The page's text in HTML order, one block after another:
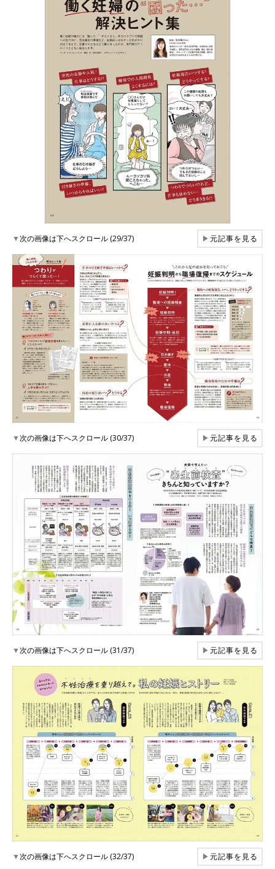
▼次の画像は下へスクロール (29/37) ▶元記事を見る
▼次の画像は下へスクロール (30/37) ▶元記事を見る
▼次の画像は下へスクロール (31/37) ▶元記事を見る
▼次の画像は下へスクロール (32/37) ▶元記事を見る